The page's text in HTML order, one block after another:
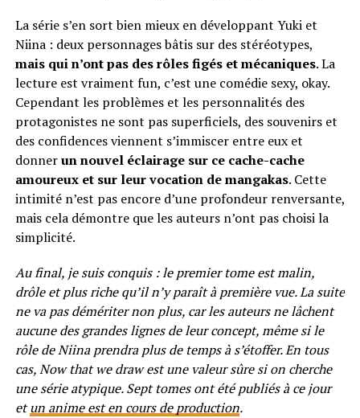
La série s’en sort bien mieux en développant Yuki et
Niina : deux personnages bâtis sur des stéréotypes,
mais qui n’ont pas des rôles figés et mécaniques. La
lecture est vraiment fun, c’est une comédie sexy, okay.
Cependant les problèmes et les personnalités des
protagonistes ne sont pas superficiels, des souvenirs et
des confidences viennent s’immiscer entre eux et
donnerun nouvel éclairage sur ce cache-cache
amoureux et sur leur vocation de mangakas. Cette
intimité n’est pas encore d’une profondeur renversante,
mais cela démontre que les auteurs n’ont pas choisi la
simplicité.
Au final, je suis conquis : le premier tome est malin,
drôle et plus riche qu’il n’y paraît à première vue. La suite
ne va pas démériter non plus, car les auteurs ne lâchent
aucune des grandes lignes de leur concept, même si le
rôle de Niina prendra plus de temps à s’étoffer. En tous
cas, Now that we draw est une valeur sûre si on cherche
une série atypique. Sept tomes ont été publiés à ce jour
etun anime est en cours de production.